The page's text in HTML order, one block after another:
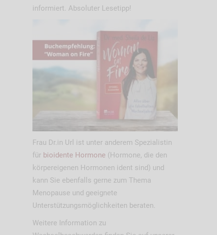
informiert. Absoluter Lesetipp!
Frau Dr.in Url ist unter anderem Spezialistin
für bioidente Hormone (Hormone, die den
körpereigenen Hormonen ident sind) und
kann Sie ebenfalls gerne zum Thema
Menopause und geeignete
Unterstützungsmöglichkeiten beraten.
Weitere Information zu